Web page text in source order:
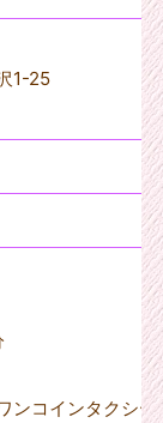
1-25
ンコインタクシー